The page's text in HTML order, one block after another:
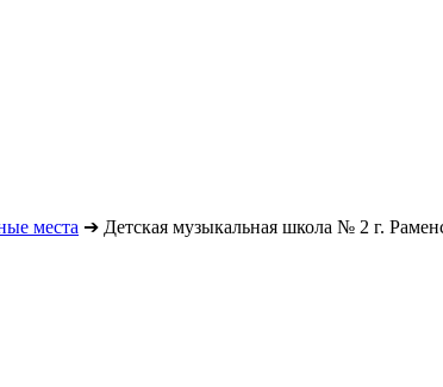
места ➔ Детская музыкальная школа № 2 г.